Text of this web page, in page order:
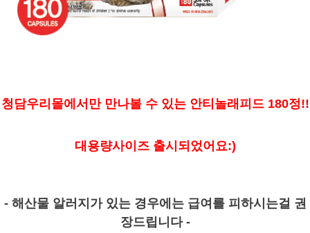
청담우리몰에서만 만나볼 수 있는 안티놀래피드 180정!!
대용량사이즈 출시되었어요:)
- 해산물 알러지가 있는 경우에는 급여를 피하시는걸 권
장드립니다 -